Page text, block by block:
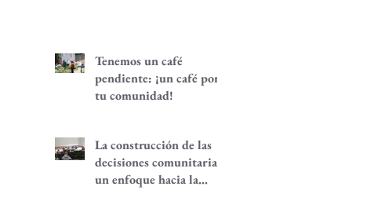
Tenemos un café
pendiente: ¡un café por
tu comunidad!
La construcción de las
decisiones comunitarias,
un enfoque hacia la